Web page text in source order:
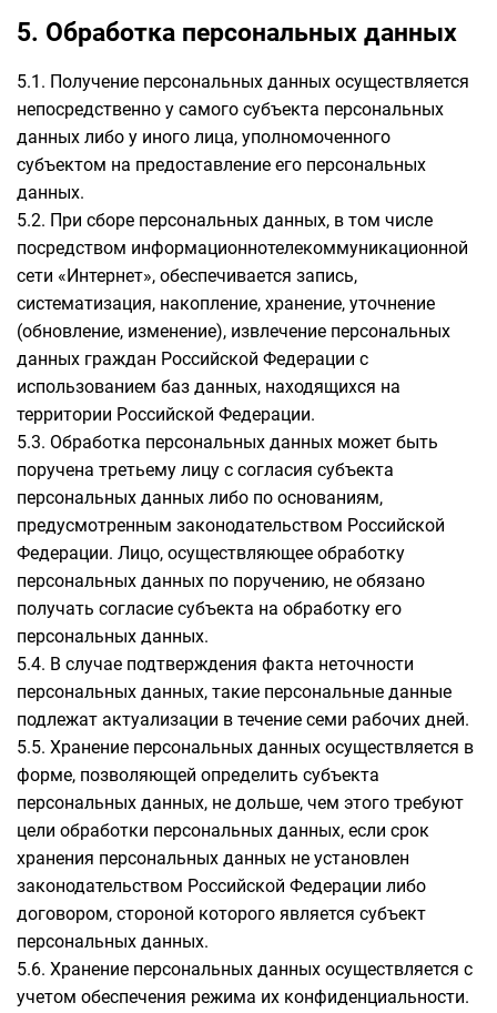
5. Обработка персональных данных
5.1. Получение персональных данных осуществляется
непосредственно у самого субъекта персональных
данных либо у иного лица, уполномоченного
субъектом на предоставление его персональных
данных.
5.2. При сборе персональных данных, в том числе
посредством информационнотелекоммуникационной
сети «Интернет», обеспечивается запись,
систематизация, накопление, хранение, уточнение
(обновление, изменение), извлечение персональных
данных граждан Российской Федерации с
использованием баз данных, находящихся на
территории Российской Федерации.
5.3. Обработка персональных данных может быть
поручена третьему лицу с согласия субъекта
персональных данных либо по основаниям,
предусмотренным законодательством Российской
Федерации. Лицо, осуществляющее обработку
персональных данных по поручению, не обязано
получать согласие субъекта на обработку его
персональных данных.
5.4. В случае подтверждения факта неточности
персональных данных, такие персональные данные
подлежат актуализации в течение семи рабочих дней.
5.5. Хранение персональных данных осуществляется в
форме, позволяющей определить субъекта
персональных данных, не дольше, чем этого требуют
цели обработки персональных данных, если срок
хранения персональных данных не установлен
законодательством Российской Федерации либо
договором, стороной которого является субъект
персональных данных.
5.6. Хранение персональных данных осуществляется с
учетом обеспечения режима их конфиденциальности.